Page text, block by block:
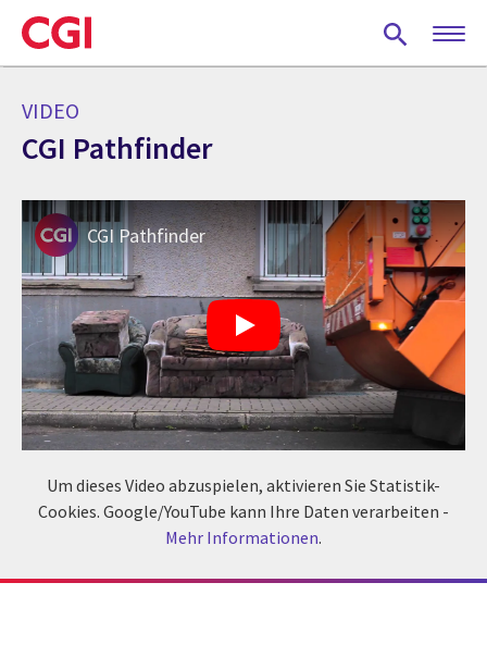
Skip
to
main
VIDEO
CGI Pathfinder
CGI Pathfinder
Um dieses Video abzuspielen, aktivieren Sie Statistik-
Cookies. Google/YouTube kann Ihre Daten verarbeiten -
Mehr Informationen.